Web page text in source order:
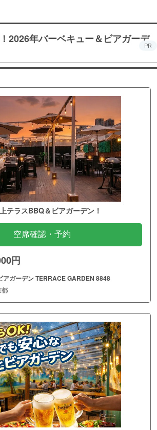
2026年バーベキュー＆ビアガーデ
PR
テラスBBQ＆ビアガーデン！
空席確認・予約
円
アガーデン TERRACE GARDEN 8848
都